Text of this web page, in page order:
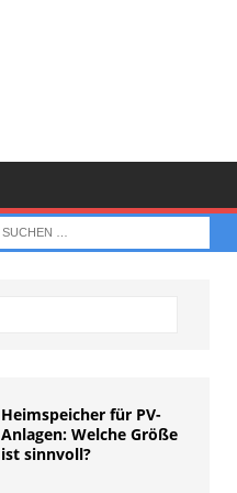
Heimspeicher für PV-
Anlagen: Welche Größe
ist sinnvoll?